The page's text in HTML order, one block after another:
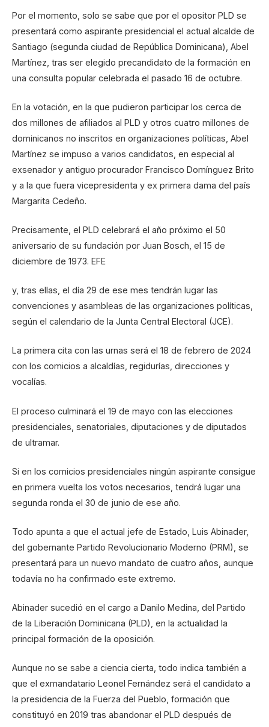
Por el momento, solo se sabe que por el opositor PLD se
presentará como aspirante presidencial el actual alcalde de
Santiago (segunda ciudad de República Dominicana), Abel
Martínez, tras ser elegido precandidato de la formación en
una consulta popular celebrada el pasado 16 de octubre.
En la votación, en la que pudieron participar los cerca de
dos millones de afiliados al PLD y otros cuatro millones de
dominicanos no inscritos en organizaciones políticas, Abel
Martínez se impuso a varios candidatos, en especial al
exsenador y antiguo procurador Francisco Domínguez Brito
y a la que fuera vicepresidenta y ex primera dama del país
Margarita Cedeño.
Precisamente, el PLD celebrará el año próximo el 50
aniversario de su fundación por Juan Bosch, el 15 de
diciembre de 1973. EFE
y, tras ellas, el día 29 de ese mes tendrán lugar las
convenciones y asambleas de las organizaciones políticas,
según el calendario de la Junta Central Electoral (JCE).
La primera cita con las urnas será el 18 de febrero de 2024
con los comicios a alcaldías, regidurías, direcciones y
vocalías.
El proceso culminará el 19 de mayo con las elecciones
presidenciales, senatoriales, diputaciones y de diputados
de ultramar.
Si en los comicios presidenciales ningún aspirante consigue
en primera vuelta los votos necesarios, tendrá lugar una
segunda ronda el 30 de junio de ese año.
Todo apunta a que el actual jefe de Estado, Luis Abinader,
del gobernante Partido Revolucionario Moderno (PRM), se
presentará para un nuevo mandato de cuatro años, aunque
todavía no ha confirmado este extremo.
Abinader sucedió en el cargo a Danilo Medina, del Partido
de la Liberación Dominicana (PLD), en la actualidad la
principal formación de la oposición.
Aunque no se sabe a ciencia cierta, todo indica también a
que el exmandatario Leonel Fernández será el candidato a
la presidencia de la Fuerza del Pueblo, formación que
constituyó en 2019 tras abandonar el PLD después de